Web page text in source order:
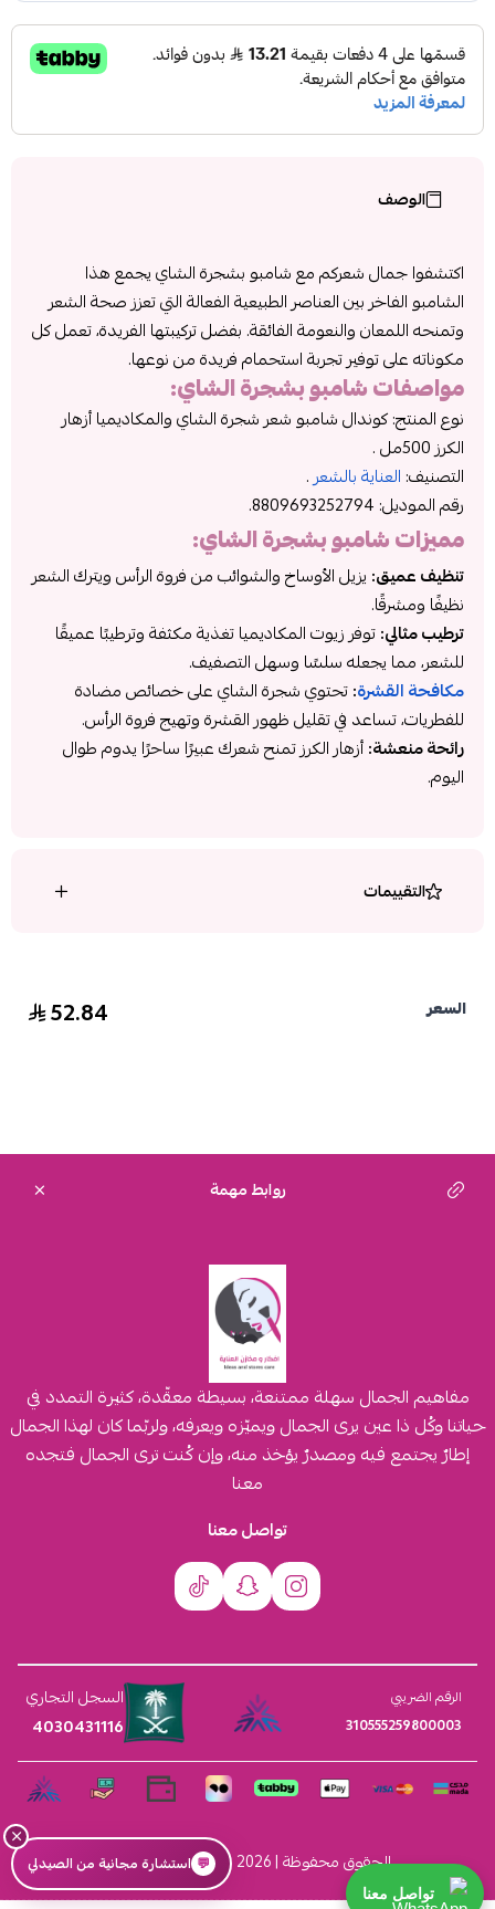
الوصف
اكتشفوا جمال شعركم مع شامبو بشجرة الشاي يجمع هذا
الشامبو الفاخر بين العناصر الطبيعية الفعالة التي تعزز صحة الشعر
وتمنحه اللمعان والنعومة الفائقة. بفضل تركيبتها الفريدة، تعمل كل
مكوناته على توفير تجربة استحمام فريدة من نوعها.
مواصفاتشامبو بشجرة الشاي:
نوع المنتج: كوندال شامبو شعر شجرة الشاي والمكاديميا أزهار
الكرز 500مل .
التصنيف: العناية بالشعر.
رقم الموديل: 8809693252794.
مميزاتشامبو بشجرة الشاي:
تنظيف عميق: يزيل الأوساخ والشوائب من فروة الرأس ويترك الشعر
نظيفًا ومشرقًا.
ترطيب مثالي:توفر زيوت المكاديميا تغذية مكثفة وترطيبًا عميقًا
للشعر، مما يجعله سلسًا وسهل التصفيف.
مكافحة القشرة:تحتوي شجرة الشاي على خصائص مضادة
للفطريات، تساعد في تقليل ظهور القشرة وتهيج فروة الرأس.
رائحة منعشة:أزهار الكرز تمنح شعرك عبيرًا ساحرًا يدوم طوال
اليوم.
التقييمات
السعر 52.84
روابط مهمة
مفاهيم الجمال سهلة ممتنعة، بسيطة معقّدة، كثيرة التمدد في
حياتنا وكُل ذا عين يرى الجمال ويميّزه ويعرفه، ولربّما كان لهذا الجمال
إطارٌ يجتمع فيه ومصدرٌ يؤخذ منه، وإن كُنت ترى الجمال فتجده
معنا
تواصل معنا
الرقم الضريبي
310555259800003
السجل التجاري
4030431116
الحقوق محفوظة | 2026 افكار ومخازن العناية
×
💬 استشارة مجانية من الصيدلي
تواصل معنا